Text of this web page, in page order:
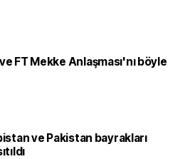
FT Mekke Anlaşması'nı böyle
ve Pakistan bayrakları